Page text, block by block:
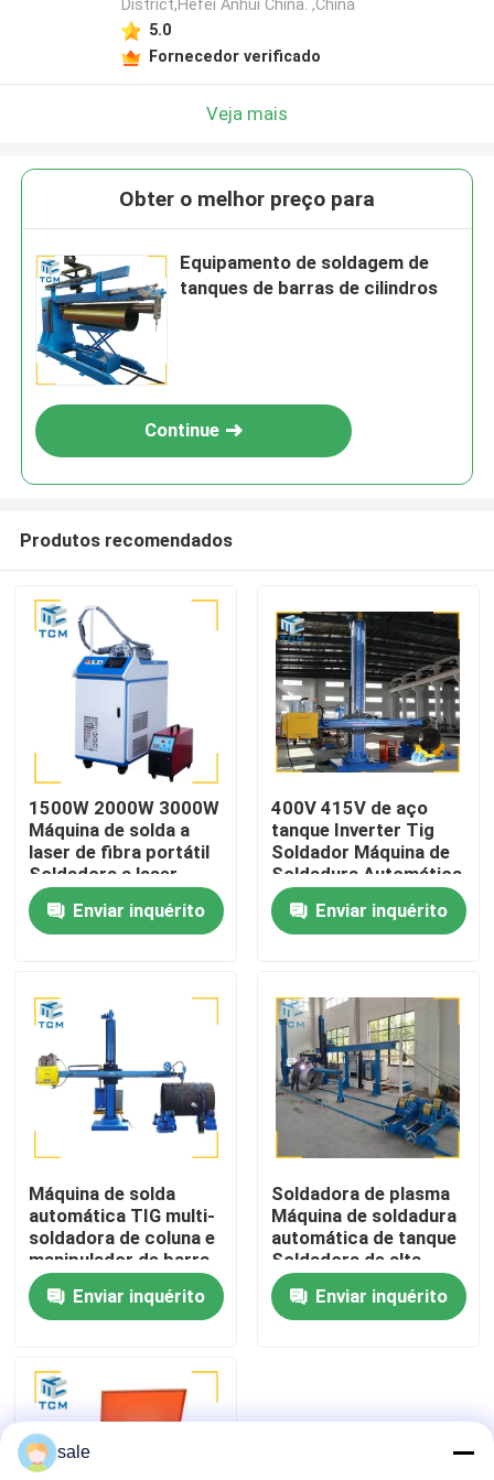
Para casa
Produtos
Visita à fábrica
Controle de qualidade
Contacte-nos
Notícias
Solicite um orçamento
Máquina de polimento de tanques
District,Hefei Anhui China. ,China
5.0
Fornecedor verificado
Veja mais
Obter o melhor preço para
Equipamento de soldagem de
tanques de barras de cilindros
Continue
Produtos recomendados
1500W 2000W 3000W
Máquina de solda a
laser de fibra portátil
Soldadora a laser
portátil
Enviar inquérito
400V 415V de aço
tanque Inverter Tig
Soldador Máquina de
Soldadura Automática
Tig
Enviar inquérito
Máquina de solda
automática TIG multi-
soldadora de coluna e
manipulador de barra
Enviar inquérito
Soldadora de plasma
Máquina de soldadura
automática de tanque
Soldadora de alta
frequência
Enviar inquérito
sale